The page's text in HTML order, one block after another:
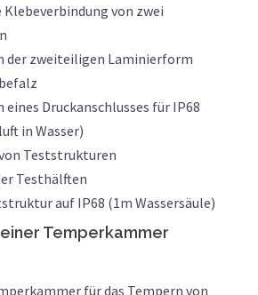
von zwei
der zweiteiligen Laminierform
Druckanschlusses für IP68
in Wasser)
Teststrukturen
Testhälften
auf IP68 (1m Wassersäule)
Temperkammer
für das Tempern von